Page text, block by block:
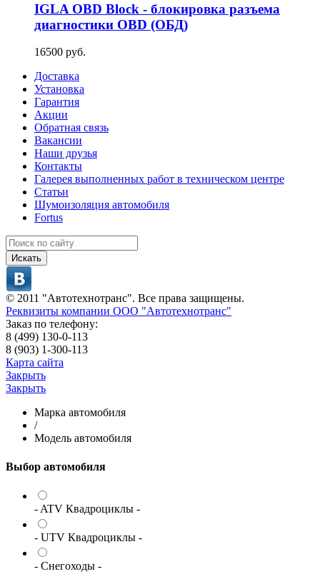
IGLA OBD Block - блокировка разъема
диагностики OBD (ОБД)
16500 руб.
Доставка
Установка
Гарантия
Акции
Обратная связь
Вакансии
Наши друзья
Контакты
Галерея выполненных работ в техническом центре
Статьи
Шумоизоляция автомобиля
Fortus
Искать
© 2011 "Автотехнотранс". Все права защищены.
Реквизиты компании ООО "Автотехнотранс"
Заказ по телефону:
8 (499) 130-0-113
8 (903) 1-300-113
Карта сайта
Закрыть
Закрыть
Марка автомобиля
/
Модель автомобиля
Выбор автомобиля
- ATV Квадроциклы -
- UTV Квадроциклы -
- Снегоходы -